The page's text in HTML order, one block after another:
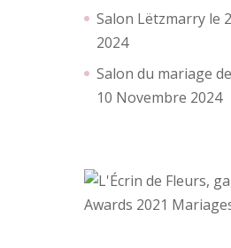
Salon Lëtzmarry le
2024
Salon du mariage
10 Novembre 2024